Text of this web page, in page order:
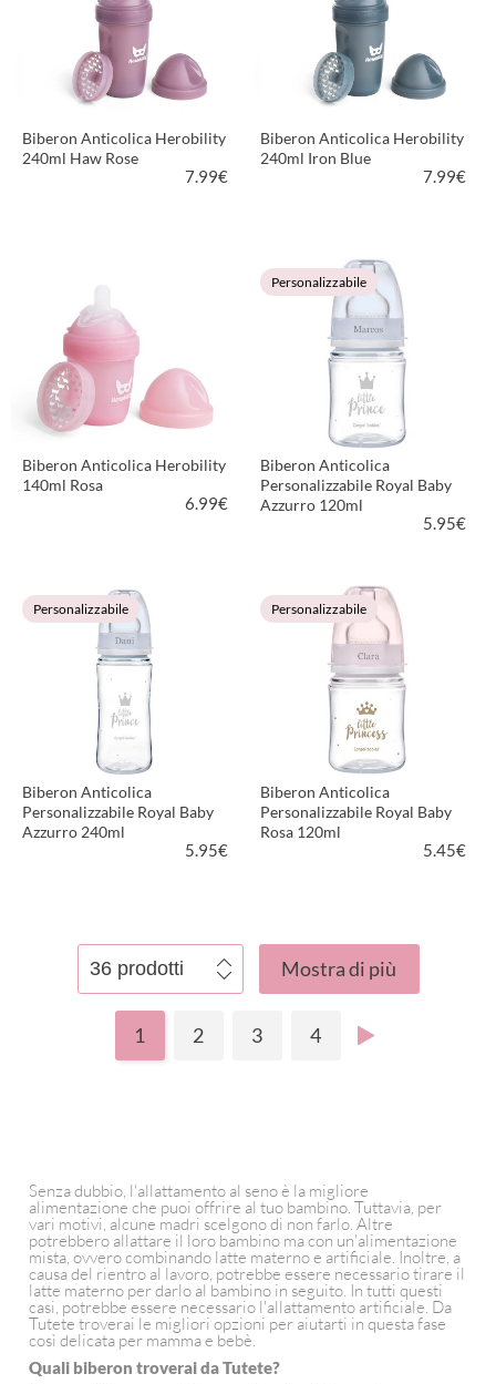
Biberon Anticolica Herobility
240ml Haw Rose
7.99€
Biberon Anticolica Herobility
240ml Iron Blue
7.99€
VEDI PRODOTTO
Biberon Anticolica Herobility
140ml Rosa
6.99€
VEDI PRODOTTO
Personalizzabile
Biberon Anticolica
Personalizzabile Royal Baby
Azzurro 120ml
5.95€
VEDI PRODOTTO
Personalizzabile
Biberon Anticolica
Personalizzabile Royal Baby
Azzurro 240ml
5.95€
Personalizzabile
Biberon Anticolica
Personalizzabile Royal Baby
Rosa 120ml
5.45€
Mostra di più
1 2 3 4
Senza dubbio, l'allattamento al seno è la migliore
alimentazione che puoi offrire al tuo bambino. Tuttavia, per
vari motivi, alcune madri scelgono di non farlo. Altre
potrebbero allattare il loro bambino ma con un'alimentazione
mista, ovvero combinando latte materno e artificiale. Inoltre, a
causa del rientro al lavoro, potrebbe essere necessario tirare il
latte materno per darlo al bambino in seguito. In tutti questi
casi, potrebbe essere necessario l'allattamento artificiale. Da
Tutete troverai le migliori opzioni per aiutarti in questa fase
così delicata per mamma e bebè.
Quali biberon troverai da Tutete?